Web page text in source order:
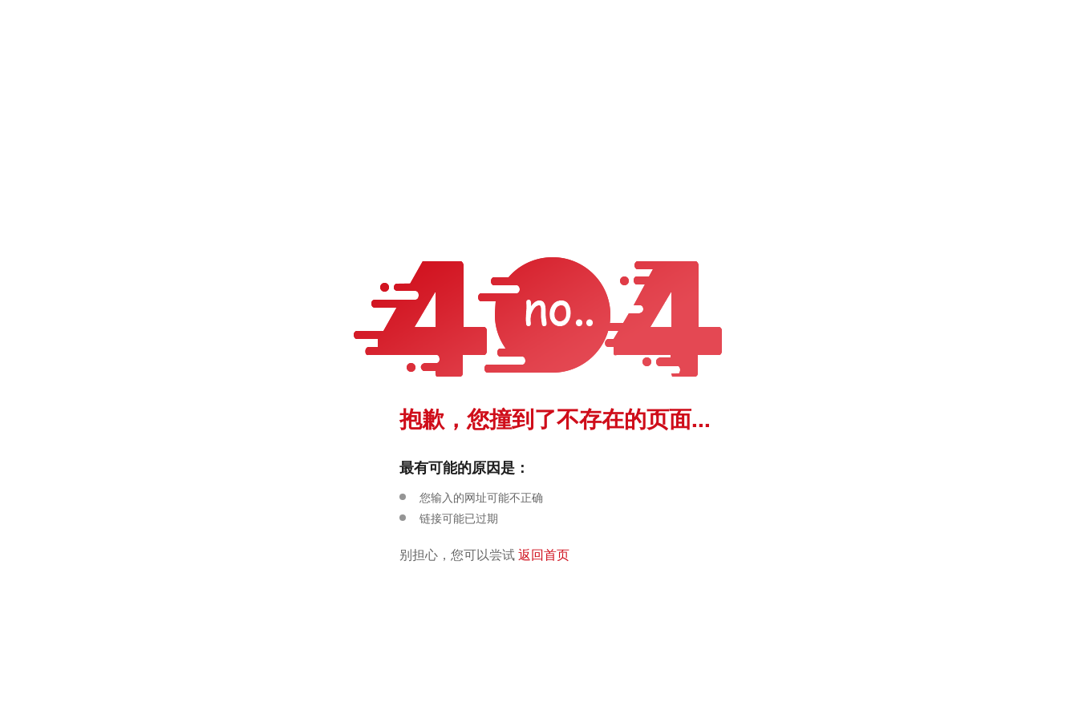
抱歉，您撞到了不存在的页面...
最有可能的原因是：
您输入的网址可能不正确
链接可能已过期
别担心，您可以尝试返回首页